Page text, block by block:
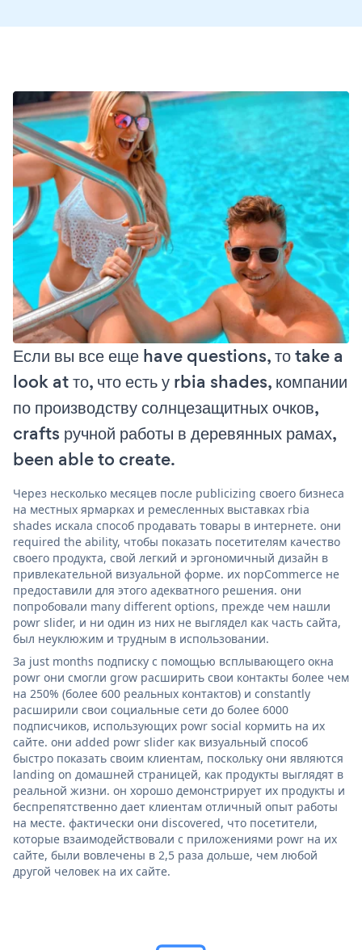
Если вы все еще have questions, то take a
look at то, что есть у rbia shades, компании
по производству солнцезащитных очков,
crafts ручной работы в деревянных рамах,
been able to create.
Через несколько месяцев после publicizing своего бизнеса
на местных ярмарках и ремесленных выставках rbia
shades искала способ продавать товары в интернете. они
required the ability, чтобы показать посетителям качество
своего продукта, свой легкий и эргономичный дизайн в
привлекательной визуальной форме. их nopCommerce не
предоставили для этого адекватного решения. они
попробовали many different options, прежде чем нашли
powr slider, и ни один из них не выглядел как часть сайта,
был неуклюжим и трудным в использовании.
За just months подписку с помощью всплывающего окна
powr они смогли grow расширить свои контакты более чем
на 250% (более 600 реальных контактов) и constantly
расширили свои социальные сети до более 6000
подписчиков, использующих powr social кормить на их
сайте. они added powr slider как визуальный способ
быстро показать своим клиентам, поскольку они являются
landing on домашней страницей, как продукты выглядят в
реальной жизни. он хорошо демонстрирует их продукты и
беспрепятственно дает клиентам отличный опыт работы
на месте. фактически они discovered, что посетители,
которые взаимодействовали с приложениями powr на их
сайте, были вовлечены в 2,5 раза дольше, чем любой
другой человек на их сайте.